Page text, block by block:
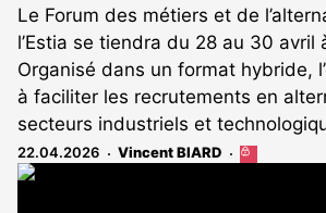
Le Forum des métiers et de
l’Estia se tiendra du 28 au 30 avril
Organisé dans un format hybride,
à faciliter les recrutements en
secteurs industriels et
22.04.2026 Vincent BIARD
Cet